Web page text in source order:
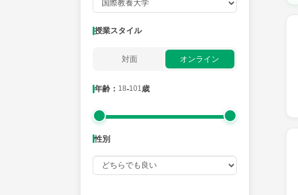
授業スタイル
対面 オンライン
年齢： 18-101歳
性別
所属大学